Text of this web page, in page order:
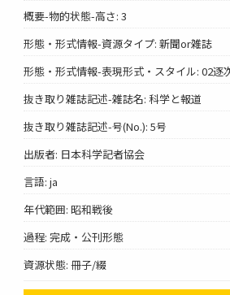
概要-物的状態-高さ: 3
形態・形式情報-資源タイプ: 新聞or雑誌
形態・形式情報-表現形式・スタイル: 02逐
抜き取り雑誌記述-雑誌名: 科学と報道
抜き取り雑誌記述-号(No.): 5号
出版者: 日本科学記者協会
言語: ja
年代範囲: 昭和戦後
過程: 完成・公刊形態
資源状態: 冊子/綴